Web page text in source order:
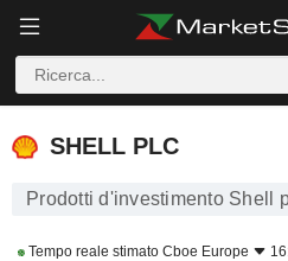
SHELL PLC
SHELL PLC
Prodotti d'investimento Shell
Tempo reale stimato Cboe Europe